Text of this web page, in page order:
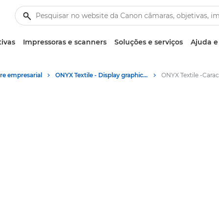
Impressoras e scanners Soluções e serviços Ajuda
empresarial ONYX Textile - Display graphics workflow